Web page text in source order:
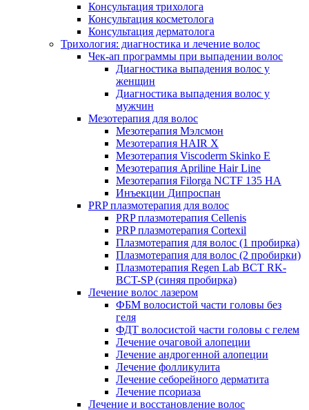
Консультация трихолога
Консультация косметолога
Консультация дерматолога
Трихология: диагностика и лечение волос
Чек-ап программы при выпадении волос
Диагностика выпадения волос у
женщин
Диагностика выпадения волос у
мужчин
Мезотерапия для волос
Мезотерапия Мэлсмон
Мезотерапия HAIR X
Мезотерапия Viscoderm Skinko E
Мезотерапия Apriline Hair Line
Мезотерапия Filorga NCTF 135 HA
Инъекции Дипроспан
PRP плазмотерапия для волос
PRP плазмотерапия Cellenis
PRP плазмотерапия Cortexil
Плазмотерапия для волос (1 пробирка)
Плазмотерапия для волос (2 пробирки)
Плазмотерапия Regen Lab BCT RK-
BCT-SP (синяя пробирка)
Лечение волос лазером
ФБМ волосистой части головы без
геля
ФДТ волосистой части головы с гелем
Лечение очаговой алопеции
Лечение андрогенной алопеции
Лечение фолликулита
Лечение себорейного дерматита
Лечение псориаза
Лечение и восстановление волос